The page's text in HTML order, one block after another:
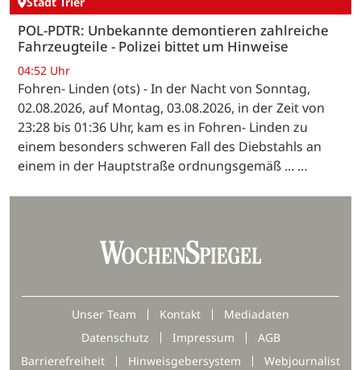
POL-PDTR: Unbekannte demontieren zahlreiche
Fahrzeugteile - Polizei bittet um Hinweise
04:52 Uhr
Fohren- Linden (ots) - In der Nacht von Sonntag,
02.08.2026, auf Montag, 03.08.2026, in der Zeit von
23:28 bis 01:36 Uhr, kam es in Fohren- Linden zu
einem besonders schweren Fall des Diebstahls an
einem in der Hauptstraße ordnungsgemäß ... …
Unser Team Kontakt
Mediadaten
Datenschutz
Impressum
AGB
Barrierefreiheit
Hinweisgebersystem Webjournalist